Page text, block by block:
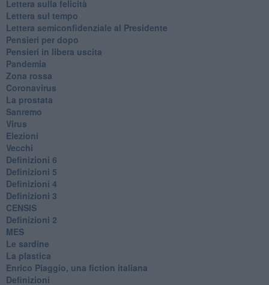
​Lettera sulla felicità
​Lettera sul tempo
Lettera semiconfidenziale al Presidente
Pensieri per dopo
​Pensieri in libera uscita
Pandemia
Zona rossa
Coronavirus
La prostata
Sanremo
Virus
Elezioni
Vecchi
Definizioni 6
Definizioni 5
Definizioni 4
Definizioni 3
CENSIS
​Definizioni 2
MES
Le sardine
La plastica
​Enrico Piaggio, una fiction italiana
Definizioni